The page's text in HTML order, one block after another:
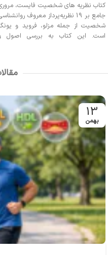
کتاب نظریه های شخصیت فایست،
جامع بر 19 نظریه‌پرداز معروف
شخصیت از جمله مزلو، فروید و
است. این کتاب به بررسی اصول
تکمیلی، منبعی مفید برای دانشجویان
روانشناسی و علاقه‌مندان به
13
بهمن